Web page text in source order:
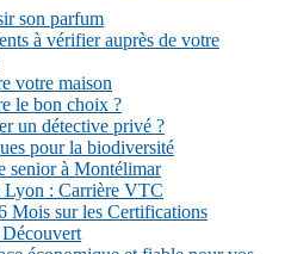
son parfum
à vérifier auprès de votre
votre maison
le bon choix ?
un détective privé ?
pour la biodiversité
senior à Montélimar
Lyon : Carrière VTC
Mois sur les Certifications
Découvert